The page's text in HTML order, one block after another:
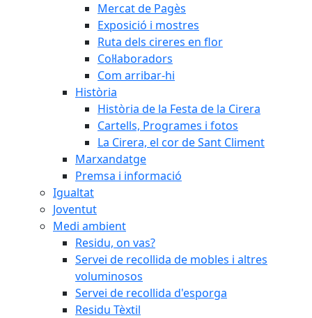
Mercat de Pagès
Exposició i mostres
Ruta dels cireres en flor
Col·laboradors
Com arribar-hi
Història
Història de la Festa de la Cirera
Cartells, Programes i fotos
La Cirera, el cor de Sant Climent
Marxandatge
Premsa i informació
Igualtat
Joventut
Medi ambient
Residu, on vas?
Servei de recollida de mobles i altres
voluminosos
Servei de recollida d'esporga
Residu Tèxtil